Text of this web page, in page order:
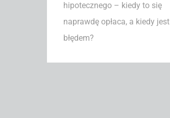
hipotecznego – kiedy to się
naprawdę opłaca, a kiedy jest
błędem?